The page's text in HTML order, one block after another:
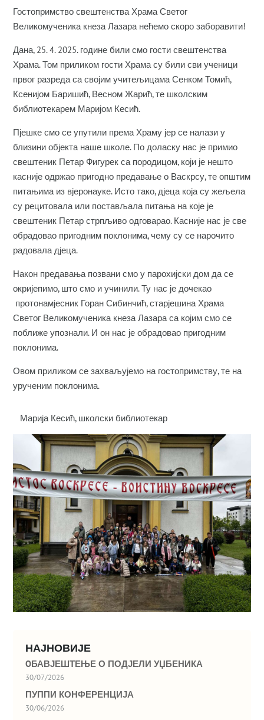
Гостопримство свештенства Храма Светог
Великомученика кнеза Лазара нећемо скоро заборавити!
Дана, 25. 4. 2025. године били смо гости свештенства
Храма. Том приликом гости Храма су били сви ученици
првог разреда са својим учитељицама Сенком Томић,
Ксенијом Баришић, Весном Жарић, те школским
библиотекарем Маријом Кесић.
Пјешке смо се упутили према Храму јер се налази у
близини објекта наше школе. По доласку нас је примио
свештеник Петар Фигурек са породицом, који је нешто
касније одржао пригодно предавање о Васкрсу, те општим
питањима из вјеронауке. Исто тако, дјеца која су жељела
су рецитовала или постављала питања на које је
свештеник Петар стрпљиво одговарао. Касније нас је све
обрадовао пригодним поклонима, чему су се нарочито
радовала дјеца.
Након предавања позвани смо у парохијски дом да се
окријепимо, што смо и учинили. Ту нас је дочекао
протонамјесник Горан Сибинчић, старјешина Храма
Светог Великомученика кнеза Лазара са којим смо се
поближе упознали. И он нас је обрадовао пригодним
поклонима.
Овом приликом се захваљујемо на гостопримству, те на
урученим поклонима.
Марија Кесић, школски библиотекар
НАЈНОВИЈЕ
OБАВЈЕШТЕЊЕ О ПОДЈЕЛИ УЏБЕНИКА
30/07/2026
ПУППИ КОНФЕРЕНЦИЈА
30/06/2026